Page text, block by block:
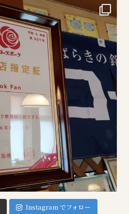
Instagram でフォロー